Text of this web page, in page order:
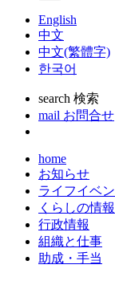
English
中文
中文(繁體字)
한국어
search 検索
mail お問合せ
home
お知らせ
ライフイベン
くらしの情報
行政情報
組織と仕事
助成・手当